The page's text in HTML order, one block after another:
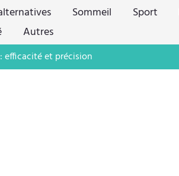
Sommeil Sport
Autres
efficacité et précision